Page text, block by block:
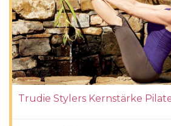
Trudie Stylers Kernstärke